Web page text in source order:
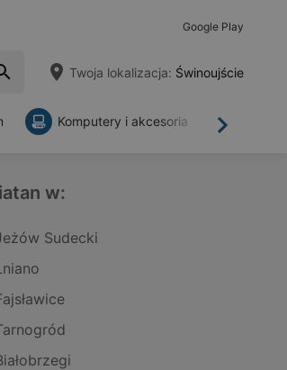
Google Play
Twoja lokalizacja: Świnoujście
Dalej
Komputery i akcesoria
w:
Sudecki